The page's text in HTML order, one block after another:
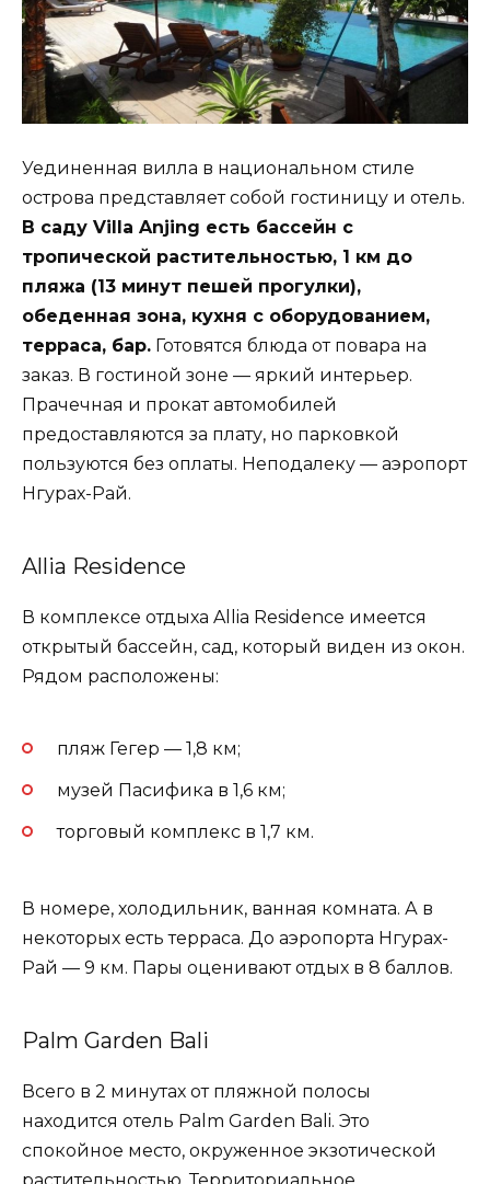
Уединенная вилла в национальном стиле
острова представляет собой гостиницу и отель.
В саду Villa Anjing есть бассейн с
тропической растительностью, 1 км до
пляжа (13 минут пешей прогулки),
обеденная зона, кухня с оборудованием,
терраса, бар. Готовятся блюда от повара на
заказ. В гостиной зоне — яркий интерьер.
Прачечная и прокат автомобилей
предоставляются за плату, но парковкой
пользуются без оплаты. Неподалеку — аэропорт
Нгурах-Рай.
Allia Residence
В комплексе отдыха Allia Residence имеется
открытый бассейн, сад, который виден из окон.
Рядом расположены:
пляж Гегер — 1,8 км;
музей Пасифика в 1,6 км;
торговый комплекс в 1,7 км.
В номере, холодильник, ванная комната. А в
некоторых есть терраса. До аэропорта Нгурах-
Рай — 9 км. Пары оценивают отдых в 8 баллов.
Palm Garden Bali
Всего в 2 минутах от пляжной полосы
находится отель Palm Garden Bali. Это
спокойное место, окруженное экзотической